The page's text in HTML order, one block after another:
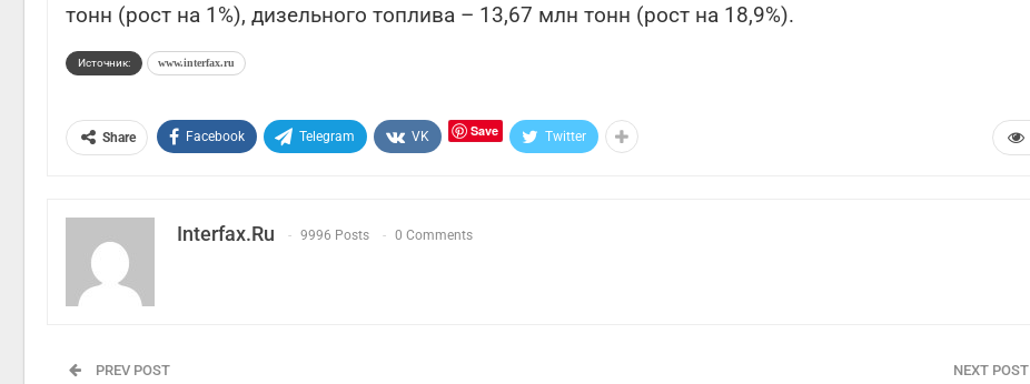
тонн (рост на 1%), дизельного топлива – 13,67 млн тонн (рост на 18,9%).
Источник: www.interfax.ru
Share Facebook Telegram VK Save Twitter
Interfax.ru 9996 Posts 0 Comments
PREV POST NEXT POST